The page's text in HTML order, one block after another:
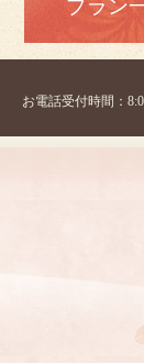
プラン
お電話受付時間：